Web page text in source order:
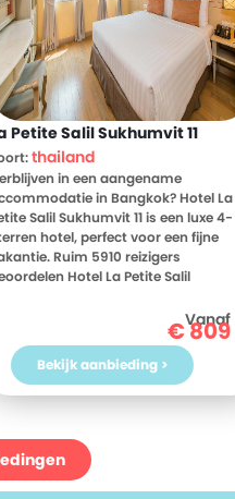
Petite Salil Sukhumvit 11
thailand
in een aangename
in Bangkok? Hotel La
Salil Sukhumvit 11 is een luxe 4-
hotel, perfect voor een fijne
Ruim 5910 reizigers
Hotel La Petite Salil
weten? Bekijk dan nu de foto's en
van Hotel La Petite Salil
11, voor meer informatie!
jij toe aan een heerlijke vakantie in
Boek jouw vakantie naar
Vanaf
€809
Bekijk aanbieding >